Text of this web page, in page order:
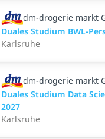
dm-drogerie markt
Duales Studium BWL-
Karlsruhe
dm-drogerie markt
Duales Studium Data
2027
Karlsruhe